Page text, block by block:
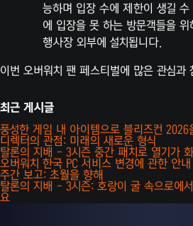
능하며 입장 수에 제한이 생길 수
에 입장을 못 하는 방문객들을 위
행사장 외부에 설치됩니다.
이번 오버워치 팬 페스티벌에 많은 관심과
최근 게시글
풍성한 게임 내 아이템으로 블리즈컨 2026
디렉터의 관점: 미래의 새로운 형식
탈론의 지배 - 3시즌 중간 패치로 열기가
오버워치 한국 PC 서비스 변경에 관한 안내
주간 보고: 초월을 향해
탈론의 지배 - 3시즌: 호랑이 굴 속으로에
요